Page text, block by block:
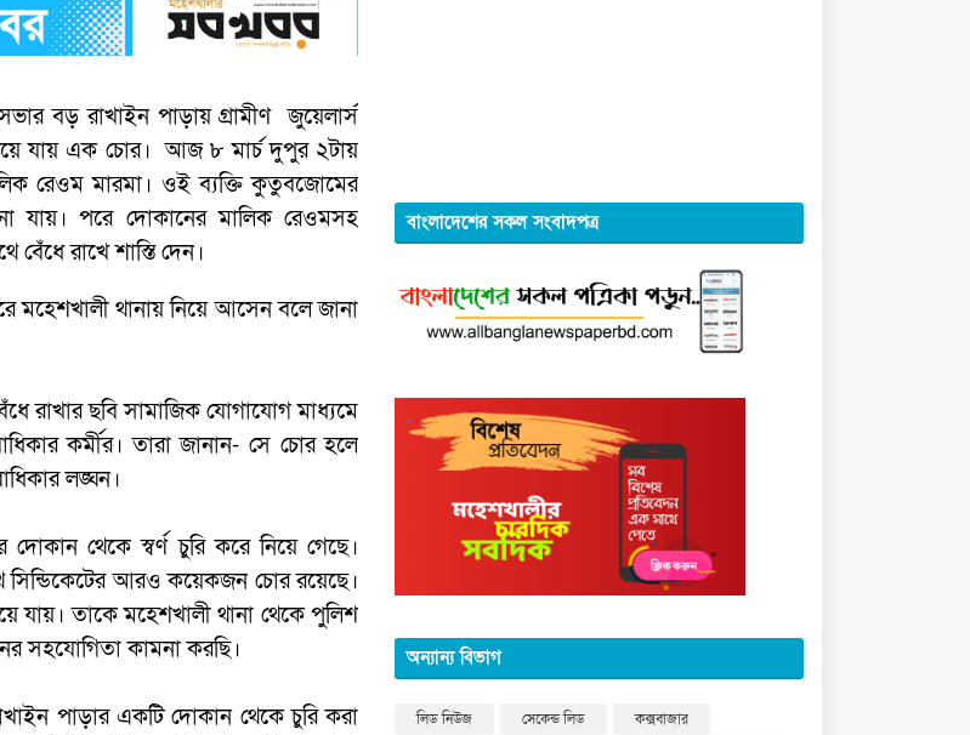
বড় রাখাইন পাড়ায় গ্রামীণ জুয়েলার্স
যায় এক চোর। আজ ৮ মার্চ দুপুর ২টায়
রেওম মারমা। ওই ব্যক্তি কুতুবজোমের
যায়। পরে দোকানের মালিক রেওমসহ
বেঁধে রাখে শাস্তি দেন।
মহেশখালী থানায় নিয়ে আসেন বলে জানা
রাখার ছবি সামাজিক যোগাযোগ মাধ্যমে
কর্মীর। তারা জানান- সে চোর হলে
লঙ্ঘন।
থেকে স্বর্ণ চুরি করে নিয়ে গেছে।
সিন্ডিকেটের আরও কয়েকজন চোর রয়েছে।
যায়। তাকে মহেশখালী থানা থেকে পুলিশ
সহযোগিতা কামনা করছি।
পাড়ার একটি দোকান থেকে চুরি করা
বাংলাদেশের সকল সংবাদপত্র
অন্যান্য বিভাগ
লিড নিউজ সেকেন্ড লিড
কক্সবাজার